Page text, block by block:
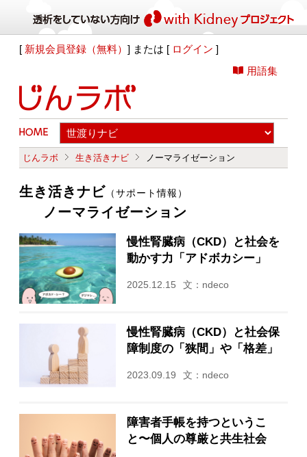
[ 新規会員登録（無料）] または [ ログイン ]
用語集
じんラボ 生き活きナビ ノーマライゼーション
生き活きナビ （サポート情報）
ノーマライゼーション
慢性腎臓病（CKD）と社会を
動かす力「アドボカシー」
2025.12.15 文：ndeco
慢性腎臓病（CKD）と社会保
障制度の「狭間」や「格差」
2023.09.19 文：ndeco
障害者手帳を持つというこ
と〜個人の尊厳と共生社会